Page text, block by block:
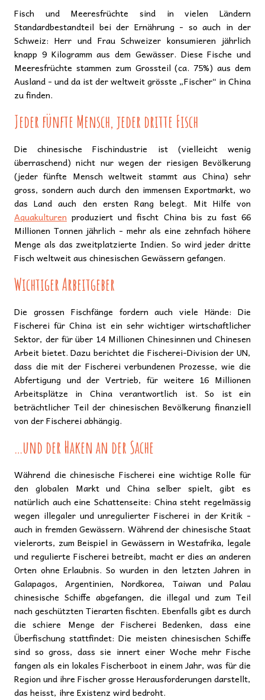
Fisch und Meeresfrüchte sind in vielen Ländern
Standardbestandteil bei der Ernährung - so auch in der
Schweiz: Herr und Frau Schweizer konsumieren jährlich
knapp 9 Kilogramm aus dem Gewässer. Diese Fische und
Meeresfrüchte stammen zum Grossteil (ca. 75%) aus dem
Ausland - und da ist der weltweit grösste „Fischer“ in China
zu finden.
Jeder fünfte Mensch, jeder dritte Fisch
Die chinesische Fischindustrie ist (vielleicht wenig
überraschend) nicht nur wegen der riesigen Bevölkerung
(jeder fünfte Mensch weltweit stammt aus China) sehr
gross, sondern auch durch den immensen Exportmarkt, wo
das Land auch den ersten Rang belegt. Mit Hilfe von
Aquakulturen produziert und fischt China bis zu fast 66
Millionen Tonnen jährlich - mehr als eine zehnfach höhere
Menge als das zweitplatzierte Indien. So wird jeder dritte
Fisch weltweit aus chinesischen Gewässern gefangen.
Wichtiger Arbeitgeber
Die grossen Fischfänge fordern auch viele Hände: Die
Fischerei für China ist ein sehr wichtiger wirtschaftlicher
Sektor, der für über 14 Millionen Chinesinnen und Chinesen
Arbeit bietet. Dazu berichtet die Fischerei-Division der UN,
dass die mit der Fischerei verbundenen Prozesse, wie die
Abfertigung und der Vertrieb, für weitere 16 Millionen
Arbeitsplätze in China verantwortlich ist. So ist ein
beträchtlicher Teil der chinesischen Bevölkerung finanziell
von der Fischerei abhängig.
…und der Haken an der Sache
Während die chinesische Fischerei eine wichtige Rolle für
den globalen Markt und China selber spielt, gibt es
natürlich auch eine Schattenseite: China steht regelmässig
wegen illegaler und unregulierter Fischerei in der Kritik -
auch in fremden Gewässern. Während der chinesische Staat
vielerorts, zum Beispiel in Gewässern in Westafrika, legale
und regulierte Fischerei betreibt, macht er dies an anderen
Orten ohne Erlaubnis. So wurden in den letzten Jahren in
Galapagos, Argentinien, Nordkorea, Taiwan und Palau
chinesische Schiffe abgefangen, die illegal und zum Teil
nach geschützten Tierarten fischten. Ebenfalls gibt es durch
die schiere Menge der Fischerei Bedenken, dass eine
Überfischung stattfindet: Die meisten chinesischen Schiffe
sind so gross, dass sie innert einer Woche mehr Fische
fangen als ein lokales Fischerboot in einem Jahr, was für die
Region und ihre Fischer grosse Herausforderungen darstellt,
das heisst, ihre Existenz wird bedroht.